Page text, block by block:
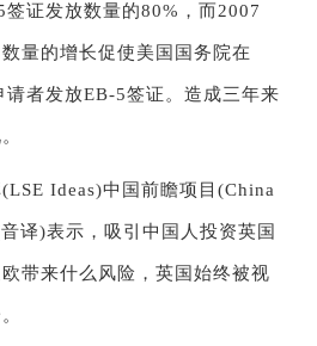
签证发放数量的80%，而2007
量的增长促使美国国务院在
者发放EB-5签证。造成三年来
Ideas)中国前瞻项目(China
译)表示，吸引中国人投资英国
带来什么风险，英国始终被视